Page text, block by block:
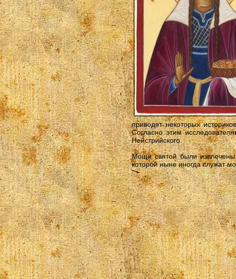
приводят некоторых
Согласно этим
Нейстрийского.
Мощи святой были
которой ныне иногда служат